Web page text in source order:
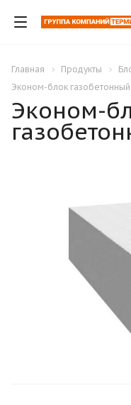
Главная Продукты
Эконом-блок газобетонный
Эконом-